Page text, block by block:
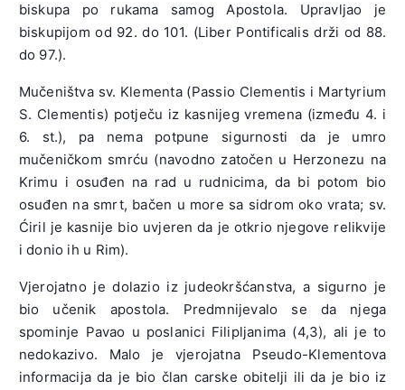
biskupa po rukama samog Apostola. Upravljao je
biskupijom od 92. do 101. (Liber Pontificalis drži od 88.
do 97.).
Mučeništva sv. Klementa (Passio Clementis i Martyrium
S. Clementis) potječu iz kasnijeg vremena (između 4. i
6. st.), pa nema potpune sigurnosti da je umro
mučeničkom smrću (navodno zatočen u Herzonezu na
Krimu i osuđen na rad u rudnicima, da bi potom bio
osuđen na smrt, bačen u more sa sidrom oko vrata; sv.
Ćiril je kasnije bio uvjeren da je otkrio njegove relikvije
i donio ih u Rim).
Vjerojatno je dolazio iz judeokršćanstva, a sigurno je
bio učenik apostola. Predmnijevalo se da njega
spominje Pavao u poslanici Filipljanima (4,3), ali je to
nedokazivo. Malo je vjerojatna Pseudo-Klementova
informacija da je bio član carske obitelji ili da je bio iz